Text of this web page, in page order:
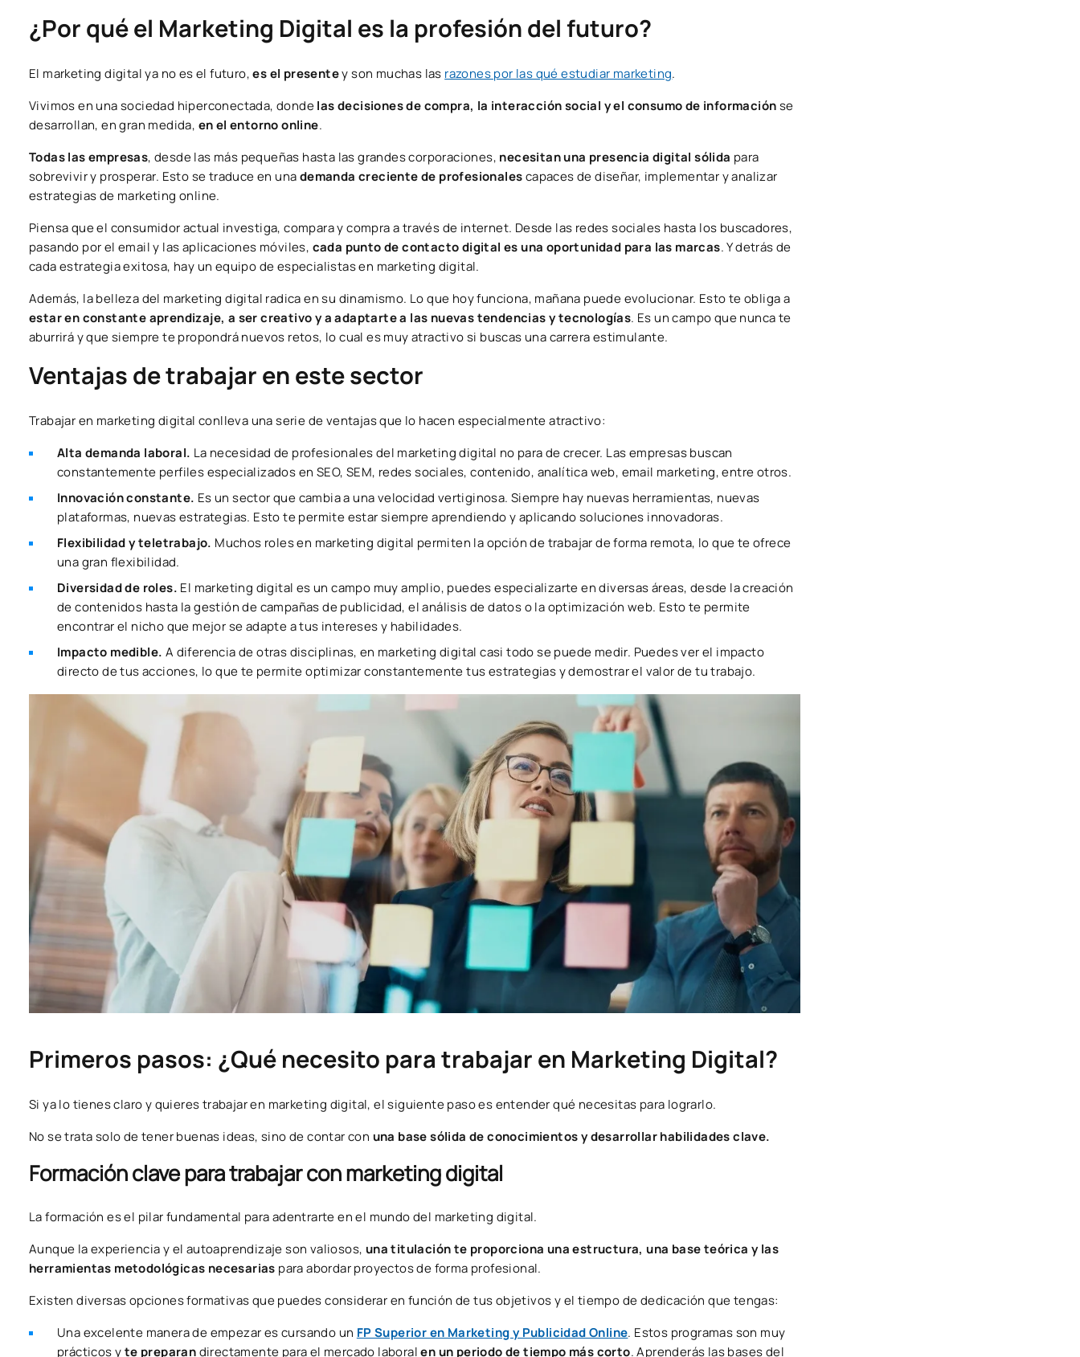
¿Por qué el Marketing Digital es la profesión del futuro?
El marketing digital ya no es el futuro,es el presentey son muchas las razones por las qué estudiar marketing.
Vivimos en una sociedad hiperconectada, dondelas decisiones de compra, la interacción social y el consumo de informaciónse
desarrollan, en gran medida, en el entorno online.
Todas las empresas, desde las más pequeñas hasta las grandes corporaciones, necesitan una presencia digital sólida para
sobrevivir y prosperar. Esto se traduce en unademanda creciente de profesionalescapaces de diseñar, implementar y analizar
estrategias de marketing online.
Piensa que el consumidor actual investiga, compara y compra a través de internet. Desde las redes sociales hasta los buscadores,
pasando por el email y las aplicaciones móviles, cada punto de contacto digital es una oportunidad para las marcas. Y detrás de
cada estrategia exitosa, hay un equipo de especialistas en marketing digital.
Además, la belleza del marketing digital radica en su dinamismo. Lo que hoy funciona, mañana puede evolucionar. Esto te obliga a
estar en constante aprendizaje, a ser creativo y a adaptarte a las nuevas tendencias y tecnologías. Es un campo que nunca te
aburrirá y que siempre te propondrá nuevos retos, lo cual es muy atractivo si buscas una carrera estimulante.
Ventajas de trabajar en este sector
Trabajar en marketing digital conlleva una serie de ventajas que lo hacen especialmente atractivo:
Alta demanda laboral. La necesidad de profesionales del marketing digital no para de crecer. Las empresas buscan
constantemente perfiles especializados en SEO, SEM, redes sociales, contenido, analítica web, email marketing, entre otros.
Innovación constante. Es un sector que cambia a una velocidad vertiginosa. Siempre hay nuevas herramientas, nuevas
plataformas, nuevas estrategias. Esto te permite estar siempre aprendiendo y aplicando soluciones innovadoras.
Flexibilidad y teletrabajo. Muchos roles en marketing digital permiten la opción de trabajar de forma remota, lo que te ofrece
una gran flexibilidad.
Diversidad de roles. El marketing digital es un campo muy amplio, puedes especializarte en diversas áreas, desde la creación
de contenidos hasta la gestión de campañas de publicidad, el análisis de datos o la optimización web. Esto te permite
encontrar el nicho que mejor se adapte a tus intereses y habilidades.
Impacto medible. A diferencia de otras disciplinas, en marketing digital casi todo se puede medir. Puedes ver el impacto
directo de tus acciones, lo que te permite optimizar constantemente tus estrategias y demostrar el valor de tu trabajo.
Primeros pasos: ¿Qué necesito para trabajar en Marketing Digital?
Si ya lo tienes claro y quieres trabajar en marketing digital, el siguiente paso es entender qué necesitas para lograrlo.
No se trata solo de tener buenas ideas, sino de contar con una base sólida de conocimientos y desarrollar habilidades clave.
Formación clave para trabajar con marketing digital
La formación es el pilar fundamental para adentrarte en el mundo del marketing digital.
Aunque la experiencia y el autoaprendizaje son valiosos, una titulación te proporciona una estructura, una base teórica y las
herramientas metodológicas necesarias para abordar proyectos de forma profesional.
Existen diversas opciones formativas que puedes considerar en función de tus objetivos y el tiempo de dedicación que tengas:
Una excelente manera de empezar es cursando un FP Superior en Marketing y Publicidad Online. Estos programas son muy
prácticos yte preparandirectamente para el mercado laboralen un periodo de tiempo más corto. Aprenderás las bases del